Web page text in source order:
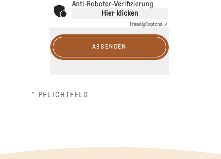
Anti-Roboter-Verifizierung
Hier klicken
FriendlyCaptcha ⇗
ABSENDEN
* PFLICHTFELD